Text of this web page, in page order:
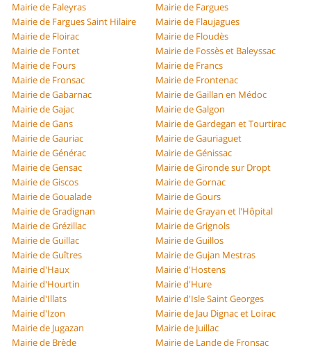
Mairie de Faleyras
Mairie de Fargues
Mairie de Fargues Saint Hilaire
Mairie de Flaujagues
Mairie de Floirac
Mairie de Floudès
Mairie de Fontet
Mairie de Fossès et Baleyssac
Mairie de Fours
Mairie de Francs
Mairie de Fronsac
Mairie de Frontenac
Mairie de Gabarnac
Mairie de Gaillan en Médoc
Mairie de Gajac
Mairie de Galgon
Mairie de Gans
Mairie de Gardegan et Tourtirac
Mairie de Gauriac
Mairie de Gauriaguet
Mairie de Générac
Mairie de Génissac
Mairie de Gensac
Mairie de Gironde sur Dropt
Mairie de Giscos
Mairie de Gornac
Mairie de Goualade
Mairie de Gours
Mairie de Gradignan
Mairie de Grayan et l'Hôpital
Mairie de Grézillac
Mairie de Grignols
Mairie de Guillac
Mairie de Guillos
Mairie de Guîtres
Mairie de Gujan Mestras
Mairie d'Haux
Mairie d'Hostens
Mairie d'Hourtin
Mairie d'Hure
Mairie d'Illats
Mairie d'Isle Saint Georges
Mairie d'Izon
Mairie de Jau Dignac et Loirac
Mairie de Jugazan
Mairie de Juillac
Mairie de Brède
Mairie de Lande de Fronsac